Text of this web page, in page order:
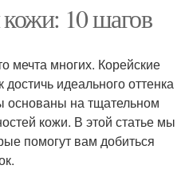
10 шагов
мечта многих. Корейские
идеального оттенка
основаны на тщательном
кожи. В этой статье мы
помогут вам добиться